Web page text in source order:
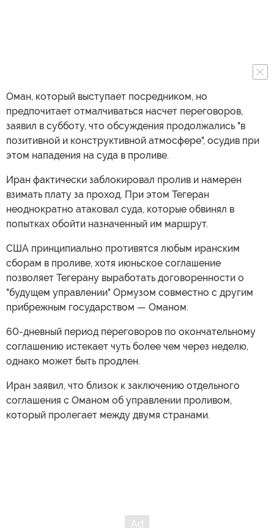
Оман, который выступает посредником, но
предпочитает отмалчиваться насчет переговоров,
заявил в субботу, что обсуждения продолжались "в
позитивной и конструктивной атмосфере", осудив при
этом нападения на суда в проливе.
Иран фактически заблокировал пролив и намерен
взимать плату за проход. При этом Тегеран
неоднократно атаковал суда, которые обвинял в
попытках обойти назначенный им маршрут.
США принципиально противятся любым иранским
сборам в проливе, хотя июньское соглашение
позволяет Тегерану выработать договоренности о
"будущем управлении" Ормузом совместно с другим
прибрежным государством — Оманом.
60-дневный период переговоров по окончательному
соглашению истекает чуть более чем через неделю,
однако может быть продлен.
Иран заявил, что близок к заключению отдельного
соглашения с Оманом об управлении проливом,
который пролегает между двумя странами.